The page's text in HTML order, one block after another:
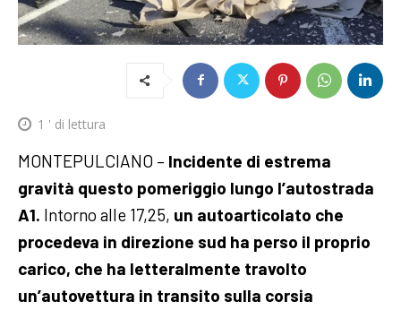
1 ' di lettura
MONTEPULCIANO – Incidente di estrema
gravità questo pomeriggio lungo l’autostrada
A1. Intorno alle 17,25, un autoarticolato che
procedeva in direzione sud ha perso il proprio
carico, che ha letteralmente travolto
un’autovettura in transito sulla corsia